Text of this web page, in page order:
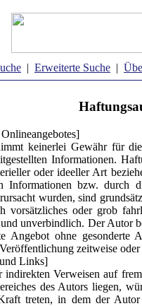
| Erweiterte Suche |
keinerlei Gewähr für
Informationen.
oder ideeller Art
Informationen bzw. durch
wurden, sind
vorsätzliches oder grob
unverbindlich. Der Autor
Angebot ohne gesonderte
zeitweise
Links]
indirekten Verweisen auf
des Autors liegen,
treten, in dem der